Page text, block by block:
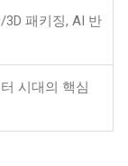
3D 패키징, AI 반
시대의 핵심